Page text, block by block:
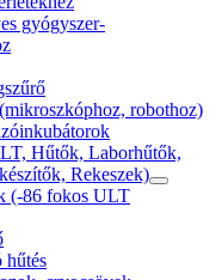
gyógyszer-
robothoz)
Hűtők, Laborhűtők,
Rekeszek)
(-86 fokos ULT
hűtés